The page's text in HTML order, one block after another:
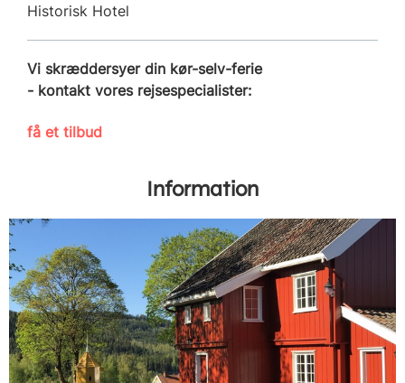
Historisk Hotel
Vi skræddersyer din kør-selv-ferie
- kontakt vores rejsespecialister:
få et tilbud
Information